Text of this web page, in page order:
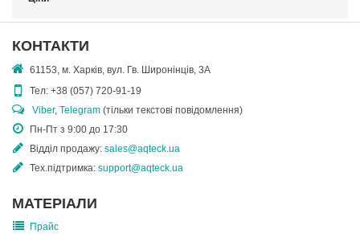
КОНТАКТИ
61153, м. Харків, вул. Гв. Широнінців, 3А
Тел: +38 (057) 720-91-19
Viber, Telegram (тільки текстові повідомлення)
Пн-Пт з 9:00 до 17:30
Відділ продажу: sales@aqteck.ua
Тех.підтримка: support@aqteck.ua
МАТЕРІАЛИ
Прайс